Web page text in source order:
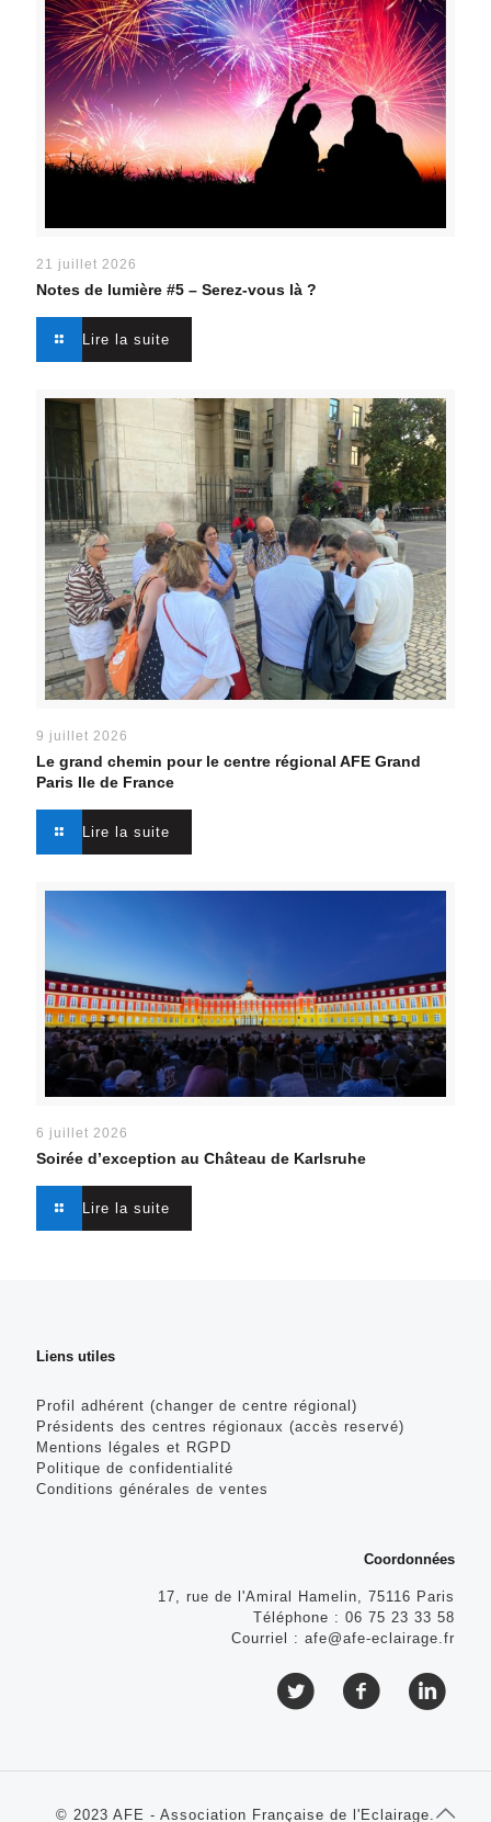
21 juillet 2026
Notes de lumière #5 – Serez-vous là ?
Lire la suite
9 juillet 2026
Le grand chemin pour le centre régional AFE Grand
Paris Ile de France
Lire la suite
6 juillet 2026
Soirée d’exception au Château de Karlsruhe
Lire la suite
Liens utiles
Profil adhérent (changer de centre régional)
Présidents des centres régionaux (accès reservé)
Mentions légales et RGPD
Politique de confidentialité
Conditions générales de ventes
Coordonnées
17, rue de l'Amiral Hamelin, 75116 Paris
Téléphone : 06 75 23 33 58
Courriel : afe@afe-eclairage.fr
© 2023 AFE - Association Française de l'Eclairage.